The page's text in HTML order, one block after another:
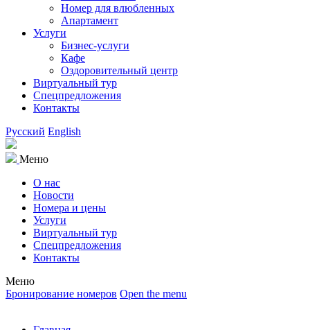
Номер для влюбленных
Апартамент
Услуги
Бизнес-услуги
Кафе
Оздоровительный центр
Виртуальный тур
Спецпредложения
Контакты
Русский English
Меню
О нас
Новости
Номера и цены
Услуги
Виртуальный тур
Спецпредложения
Контакты
Меню
Бронирование номеров Open the menu